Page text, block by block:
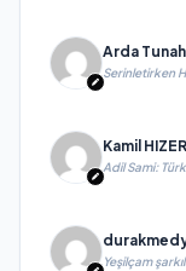
Arda
Serinletirken
Kamil HIZER
Adil Sami:
Biri, Yatırım
Yeşilçam